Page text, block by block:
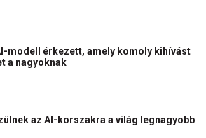
modell érkezett, amely komoly kihívást
a nagyoknak
az AI-korszakra a világ legnagyobb